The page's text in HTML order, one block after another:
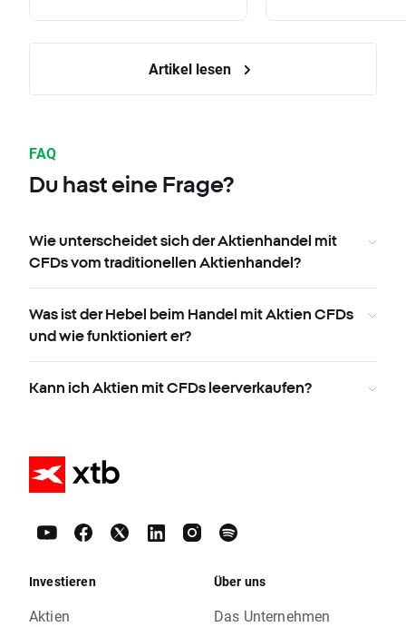
Artikel lesen
FAQ
Du hast eine Frage?
Wie unterscheidet sich der Aktienhandel mit
CFDs vom traditionellen Aktienhandel?
Was ist der Hebel beim Handel mit Aktien CFDs
und wie funktioniert er?
Kann ich Aktien mit CFDs leerverkaufen?
Investieren
Aktien
Über uns
Das Unternehmen